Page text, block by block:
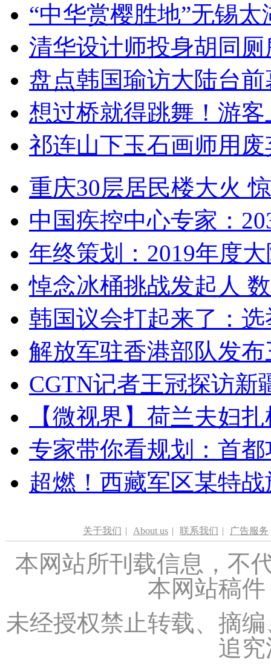
“中华赏樱胜地”无锡
清华设计师投身胡同
盘点韩国瑜访大陆台
想过桥就得跳舞！游客
祁连山下玉石画师用
重庆30层居民楼大火
中国疾控中心专家：
年终策划：2019年度
悼念冰桶挑战发起人
韩国议会打起来了：
解放军驻香港部队发
CGTN记者王冠探访新
【微视界】荷兰夫妇
专家带你看规划：首
超燃！西藏军区某特
关于我们 | About us | 联系我们 | 广告服务
本网站所刊载信息，不
本网站稿
未经授权禁止转载、摘
追